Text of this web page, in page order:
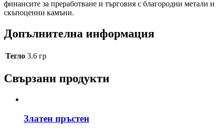
финансите за преработване и търговия с благородни метали и
скъпоценни камъни.
Допълнителна информация
Тегло 3.6 гр
Свързани продукти
Златен пръстен